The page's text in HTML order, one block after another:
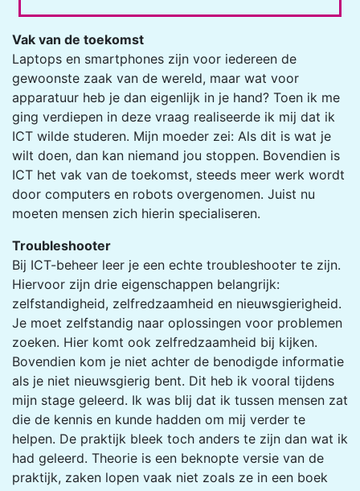
Vak van de toekomst
Laptops en smartphones zijn voor iedereen de
gewoonste zaak van de wereld, maar wat voor
apparatuur heb je dan eigenlijk in je hand? Toen ik me
ging verdiepen in deze vraag realiseerde ik mij dat ik
ICT wilde studeren. Mijn moeder zei: Als dit is wat je
wilt doen, dan kan niemand jou stoppen. Bovendien is
ICT het vak van de toekomst, steeds meer werk wordt
door computers en robots overgenomen. Juist nu
moeten men­sen zich hierin specialiseren.
Troubleshooter
Bij ICT-­beheer leer je een echte troubles­hooter te zijn.
Hiervoor zijn drie eigen­schappen belangrijk:
zelfstandigheid, zelfredzaamheid en nieuwsgierigheid.
Je moet zelfstandig naar oplossingen voor problemen
zoeken. Hier komt ook zelfred­zaamheid bij kijken.
Bovendien kom je niet achter de benodigde informatie
als je niet nieuwsgierig bent. Dit heb ik vooral tijdens
mijn stage geleerd. Ik was blij dat ik tussen mensen zat
die de kennis en kunde hadden om mij verder te
helpen. De praktijk bleek toch anders te zijn dan wat ik
had geleerd. Theorie is een beknopte versie van de
prak­tijk, zaken lopen vaak niet zoals ze in een boek